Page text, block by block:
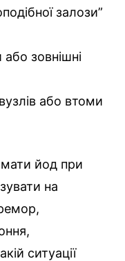
залози”
або зовнішні
або втоми
йод при
на
ситуації